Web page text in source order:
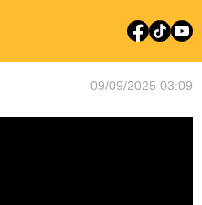
09/09/2025 03:09